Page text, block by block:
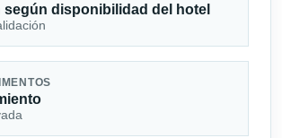
según disponibilidad del hotel